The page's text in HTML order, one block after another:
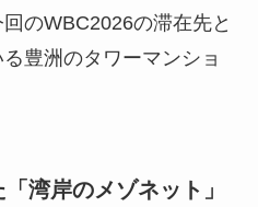
のWBC2026の滞在先と
豊洲のタワーマンショ
湾岸のメゾネット」